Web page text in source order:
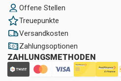
Offene Stellen
Treuepunkte
Versandkosten
Zahlungsoptionen
ZAHLUNGSMETHODEN